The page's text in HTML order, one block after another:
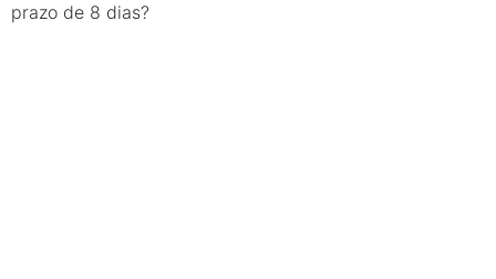
prazo de 8 dias?